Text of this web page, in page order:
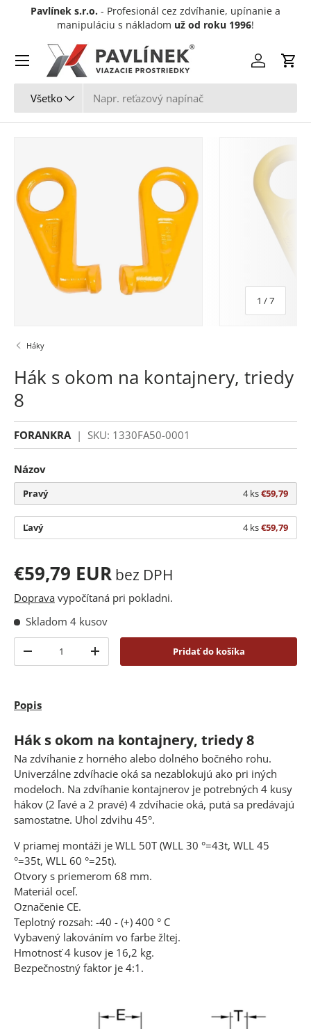
Preskočiť na obsah
Pavlínek s.r.o. - Profesionál cez zdvíhanie, upínanie a
manipuláciu s nákladom už od roku 1996!
Všetko
Prihlásiť sa
Menu
1 /z
7
Háky
Hák s okom na kontajnery, triedy
8
FORANKRA | SKU: 1330FA50-0001
Názov
Pravý 4 ks€59,79
Ľavý 4 ks€59,79
€59,79 EUR bez DPH
Doprava vypočítaná pri pokladni.
Skladom 4 kusov
-
+ Pridať do košíka
Popis
Hák s okom na kontajnery, triedy 8
Na zdvíhanie z horného alebo dolného bočného rohu.
Univerzálne zdvíhacie oká sa nezablokujú ako pri iných
modeloch. Na zdvíhanie kontajnerov je potrebných 4 kusy
hákov (2 ľavé a 2 pravé) 4 zdvíhacie oká, putá sa predávajú
samostatne. Uhol zdvihu 45°.
V priamej montáži je WLL 50T (WLL 30 °=43t, WLL 45
°=35t, WLL 60 °=25t).
Otvory s priemerom 68 mm.
Materiál oceľ.
Označenie CE.
Teplotný rozsah: -40 - (+) 400 ° C
Vybavený lakováním vo farbe žltej.
Hmotnosť 4 kusov je 16,2 kg.
Bezpečnostný faktor je 4:1.